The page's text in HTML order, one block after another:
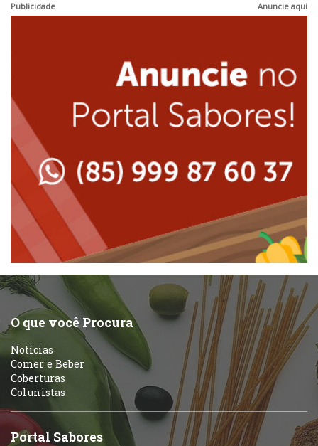
Japonesa e Oriental
Lanchonetes
Massas
Peixes e Frutos do Mar
Pizzarias
Portuguesa
Self-service
Sobremesas e sorvetes
Peixes e Frutos do Mar
Pizzarias
Sobremesas e sorvetes
Variados
Publicidade Anuncie aqui
O que você Procura
Notícias
Comer e Beber
Coberturas
Colunistas
Portal Sabores